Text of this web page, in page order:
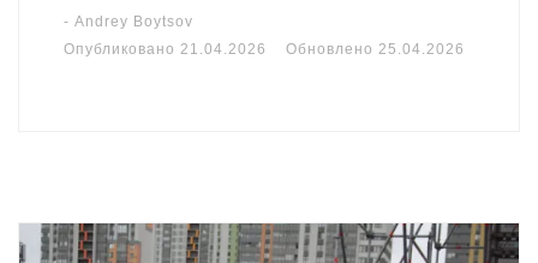
- Andrey Boytsov
Опубликовано 21.04.2026 Обновлено 25.04.2026